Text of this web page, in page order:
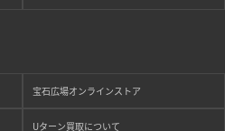
宝石広場オンラインストア
Uターン買取について